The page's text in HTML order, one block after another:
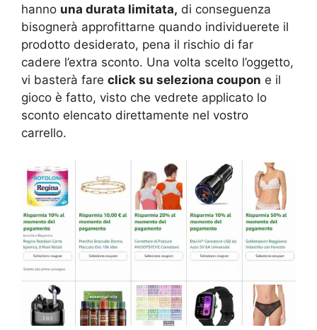
hanno una durata limitata, di conseguenza
bisognerà approfittarne quando individuerete il
prodotto desiderato, pena il rischio di far
cadere l’extra sconto. Una volta scelto l’oggetto,
vi basterà fare click su seleziona coupon e il
gioco è fatto, visto che vedrete applicato lo
sconto elencato direttamente nel vostro
carrello.